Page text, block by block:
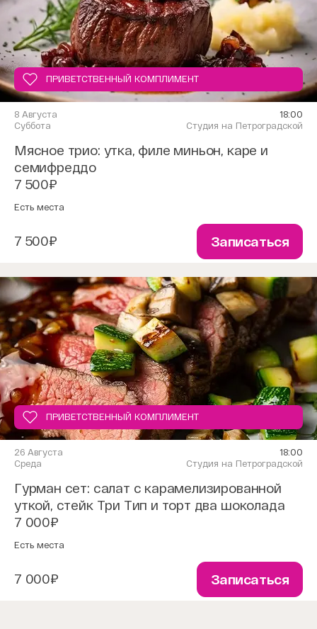
ПРИВЕТСТВЕННЫЙ КОМПЛИМЕНТ
8 Августа
Суббота
18:00
Студия на Петроградской
Мясное трио: утка, филе миньон, каре и
семифреддо
7 500₽
Есть места
7 500₽ Записаться
ПРИВЕТСТВЕННЫЙ КОМПЛИМЕНТ
26 Августа
Среда
18:00
Студия на Петроградской
Гурман сет: салат с карамелизированной
уткой, стейк Три Тип и торт два шоколада
7 000₽
Есть места
7 000₽ Записаться